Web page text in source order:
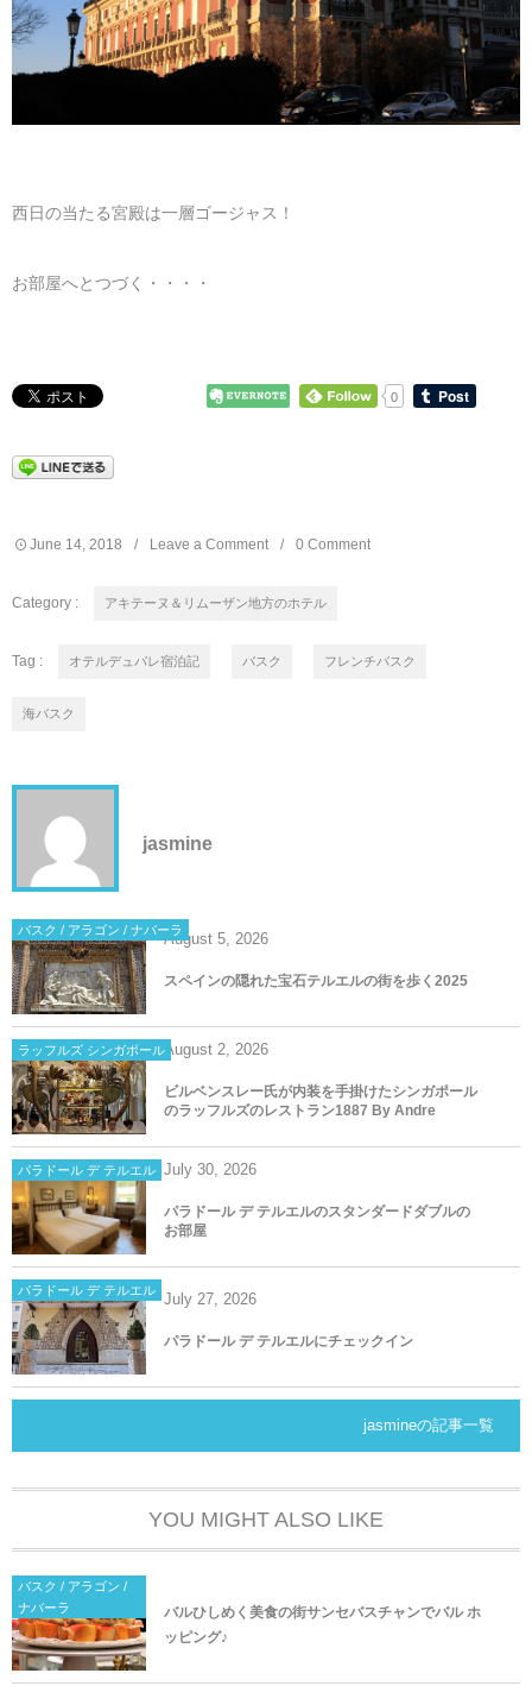
西日の当たる宮殿は一層ゴージャス！
お部屋へとつづく・・・・
0
June 14 2018 Leave a Comment 0 Comment
Category : アキテーヌ＆リムーザン地方のホテル
Tag : オテルデュパレ宿泊記 バスク フレンチバスク
海バスク
jasmine
バスク / アラゴン / ナバーラAugust 5, 2026
スペインの隠れた宝石テルエルの街を歩く2025
ラッフルズ シンガポールAugust 2, 2026
ビルベンスレー氏が内装を手掛けたシンガポール
のラッフルズのレストラン1887 By Andre
パラドール デ テルエル July 30, 2026
パラドール デ テルエルのスタンダードダブルの
お部屋
パラドール デ テルエル July 27, 2026
パラドール デ テルエルにチェックイン
jasmineの記事一覧
YOU MIGHT ALSO LIKE
バスク / アラゴン /
ナバーラ
バルひしめく美食の街サンセバスチャンでバル ホ
ッピング♪